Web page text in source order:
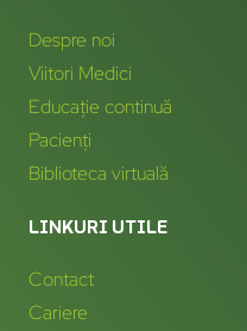
Despre noi
Viitori Medici
Educație continuă
Pacienți
Biblioteca virtuală
LINKURI UTILE
Contact
Cariere